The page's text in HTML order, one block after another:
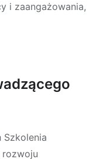
i zaangażowania,
Szkolenia
rozwoju